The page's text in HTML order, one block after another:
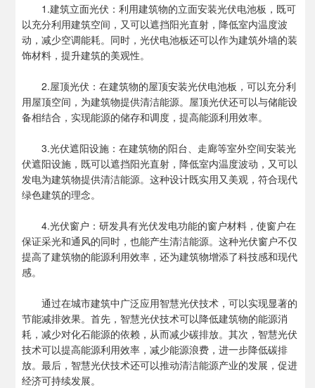
1.建筑立面光伏：利用建筑物的立面安装光伏电池板，既可
以充分利用建筑空间，又可以遮挡阳光直射，降低室内温度波
动，减少空调能耗。同时，光伏电池板还可以作为建筑外墙的装
饰材料，提升建筑的美观性。
2.屋顶光伏：在建筑物的屋顶安装光伏电池板，可以充分利
用屋顶空间，为建筑物提供清洁能源。屋顶光伏还可以与储能设
备相结合，实现能源的储存和调度，提高能源利用效率。
3.光伏遮阳设施：在建筑物的阳台、走廊等室外空间安装光
伏遮阳设施，既可以遮挡阳光直射，降低室内温度波动，又可以
发电为建筑物提供清洁能源。这种设计既实用又美观，符合现代
绿色建筑的理念。
4.光伏窗户：研发具有光伏发电功能的窗户材料，使窗户在
保证采光和通风的同时，也能产生清洁能源。这种光伏窗户不仅
提高了建筑物的能源利用效率，还为建筑物增添了科技感和现代
感。
通过在城市建筑中广泛应用智慧光伏技术，可以实现显著的
节能减排效果。首先，智慧光伏技术可以降低建筑物的能源消
耗，减少对化石能源的依赖，从而减少碳排放。其次，智慧光伏
技术可以提高能源利用效率，减少能源浪费，进一步降低碳排
放。最后，智慧光伏技术还可以推动清洁能源产业的发展，促进
经济可持续发展。